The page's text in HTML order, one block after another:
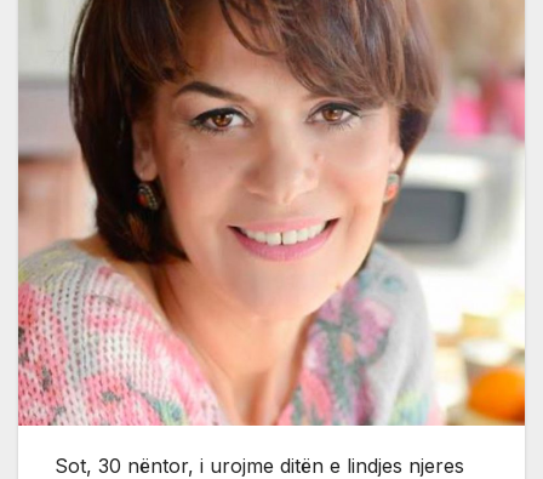
Sot, 30 nëntor, i urojme ditën e lindjes njeres